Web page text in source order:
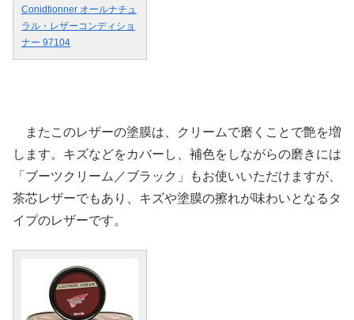
Conidtionner オールナチュ
ラル・レザーコンディショ
ナー 97104
またこのレザーの塗膜は、クリームで磨くことで艶を増
します。キズなどをカバーし、補色をしながらの磨きには
「ブーツクリーム／ブラック」もお使いいただけますが、
茶芯レザーでもあり、キズや塗膜の擦れが味わいとなるタ
イプのレザーです。